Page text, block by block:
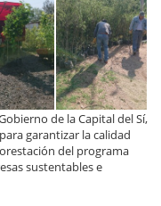
de la Capital del Sí,
garantizar la calidad
del programa
sustentables e